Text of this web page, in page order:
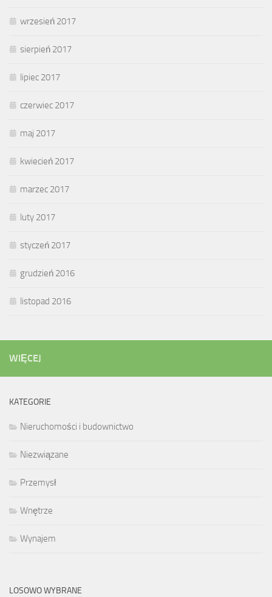
wrzesień 2017
sierpień 2017
lipiec 2017
czerwiec 2017
maj 2017
kwiecień 2017
marzec 2017
luty 2017
styczeń 2017
grudzień 2016
listopad 2016
WIĘCEJ
KATEGORIE
Nieruchomości i budownictwo
Niezwiązane
Przemysł
Wnętrze
Wynajem
LOSOWO WYBRANE